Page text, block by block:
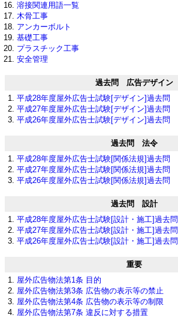
溶接関連用語一覧
木骨工事
アンカーボルト
基礎工事
プラスチック工事
安全管理
過去問 広告デザイン
平成28年度屋外広告士試験[デザイン]過去問
平成27年度屋外広告士試験[デザイン]過去問
平成26年度屋外広告士試験[デザイン]過去問
過去問 法令
平成28年度屋外広告士試験[関係法規]過去問
平成27年度屋外広告士試験[関係法規]過去問
平成26年度屋外広告士試験[関係法規]過去問
過去問 設計
平成28年度屋外広告士試験[設計・施工]過去問
平成27年度屋外広告士試験[設計・施工]過去問
平成26年度屋外広告士試験[設計・施工]過去問
重要
屋外広告物法第1条 目的
屋外広告物法第3条 広告物の表示等の禁止
屋外広告物法第4条 広告物の表示等の制限
屋外広告物法第7条 違反に対する措置